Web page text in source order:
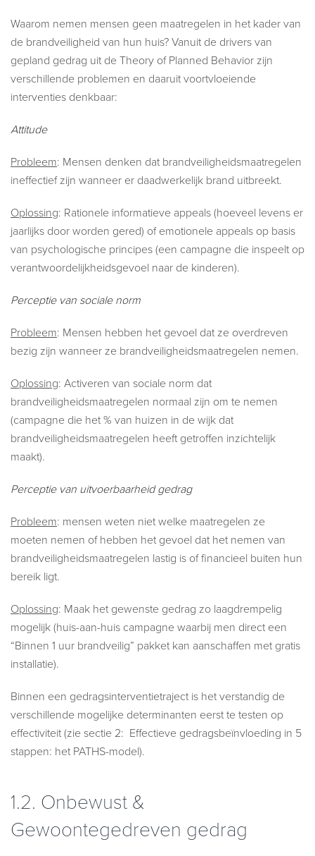
Waarom nemen mensen geen maatregelen in het kader van
de brandveiligheid van hun huis? Vanuit de drivers van
gepland gedrag uit de Theory of Planned Behavior zijn
verschillende problemen en daaruit voortvloeiende
interventies denkbaar:
Attitude
Probleem: Mensen denken dat brandveiligheidsmaatregelen
ineffectief zijn wanneer er daadwerkelijk brand uitbreekt.
Oplossing: Rationele informatieve appeals (hoeveel levens er
jaarlijks door worden gered) of emotionele appeals op basis
van psychologische principes (een campagne die inspeelt op
verantwoordelijkheidsgevoel naar de kinderen).
Perceptie van sociale norm
Probleem: Mensen hebben het gevoel dat ze overdreven
bezig zijn wanneer ze brandveiligheidsmaatregelen nemen.
Oplossing: Activeren van sociale norm dat
brandveiligheidsmaatregelen normaal zijn om te nemen
(campagne die het % van huizen in de wijk dat
brandveiligheidsmaatregelen heeft getroffen inzichtelijk
maakt).
Perceptie van uitvoerbaarheid gedrag
Probleem: mensen weten niet welke maatregelen ze
moeten nemen of hebben het gevoel dat het nemen van
brandveiligheidsmaatregelen lastig is of financieel buiten hun
bereik ligt.
Oplossing: Maak het gewenste gedrag zo laagdrempelig
mogelijk (huis-aan-huis campagne waarbij men direct een
“Binnen 1 uur brandveilig” pakket kan aanschaffen met gratis
installatie).
Binnen een gedragsinterventietraject is het verstandig de
verschillende mogelijke determinanten eerst te testen op
effectiviteit (zie sectie 2: Effectieve gedragsbeïnvloeding in 5
stappen: het PATHS-model).
1.2. Onbewust &
Gewoontegedreven gedrag